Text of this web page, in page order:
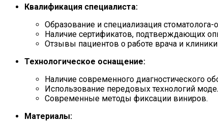
Квалификация специалиста:
Образование и специализация стоматолога-
Наличие сертификатов, подтверждающих
Отзывы пациентов о работе врача и
Технологическое оснащение:
Наличие современного диагностического
Использование передовых технологий
Современные методы фиксации виниров.
Материалы: